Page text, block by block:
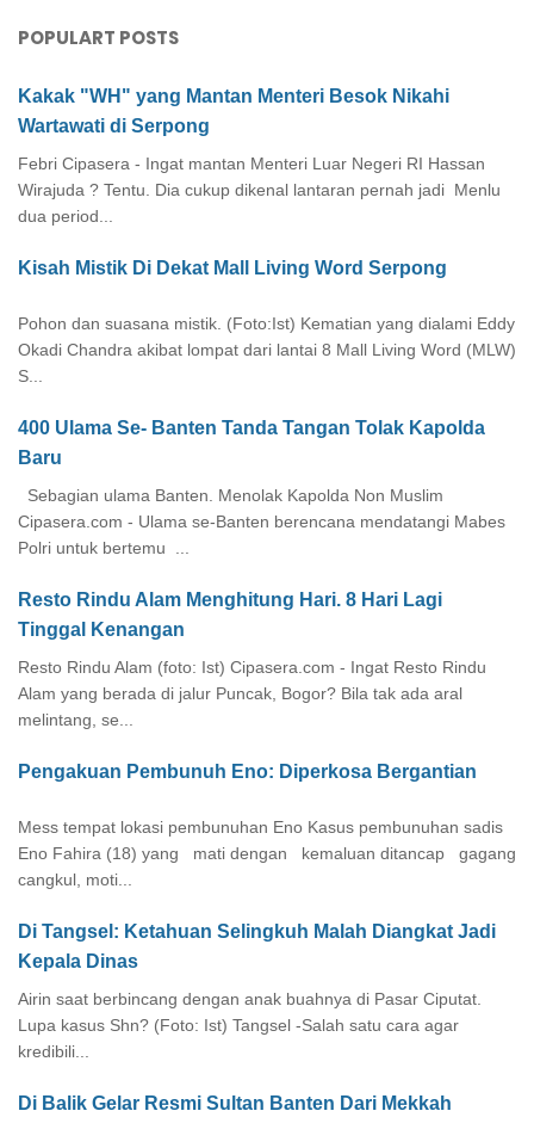
POPULART POSTS
Kakak "WH" yang Mantan Menteri Besok Nikahi
Wartawati di Serpong
Febri Cipasera - Ingat mantan Menteri Luar Negeri RI Hassan
Wirajuda ? Tentu. Dia cukup dikenal lantaran pernah jadi Menlu
dua period...
Kisah Mistik Di Dekat Mall Living Word Serpong
Pohon dan suasana mistik. (Foto:Ist) Kematian yang dialami Eddy
Okadi Chandra akibat lompat dari lantai 8 Mall Living Word (MLW)
S...
400 Ulama Se- Banten Tanda Tangan Tolak Kapolda
Baru
Sebagian ulama Banten. Menolak Kapolda Non Muslim
Cipasera.com - Ulama se-Banten berencana mendatangi Mabes
Polri untuk bertemu ...
Resto Rindu Alam Menghitung Hari. 8 Hari Lagi
Tinggal Kenangan
Resto Rindu Alam (foto: Ist) Cipasera.com - Ingat Resto Rindu
Alam yang berada di jalur Puncak, Bogor? Bila tak ada aral
melintang, se...
Pengakuan Pembunuh Eno: Diperkosa Bergantian
Mess tempat lokasi pembunuhan Eno Kasus pembunuhan sadis
Eno Fahira (18) yang mati dengan kemaluan ditancap gagang
cangkul, moti...
Di Tangsel: Ketahuan Selingkuh Malah Diangkat Jadi
Kepala Dinas
Airin saat berbincang dengan anak buahnya di Pasar Ciputat.
Lupa kasus Shn? (Foto: Ist) Tangsel -Salah satu cara agar
kredibili...
Di Balik Gelar Resmi Sultan Banten Dari Mekkah